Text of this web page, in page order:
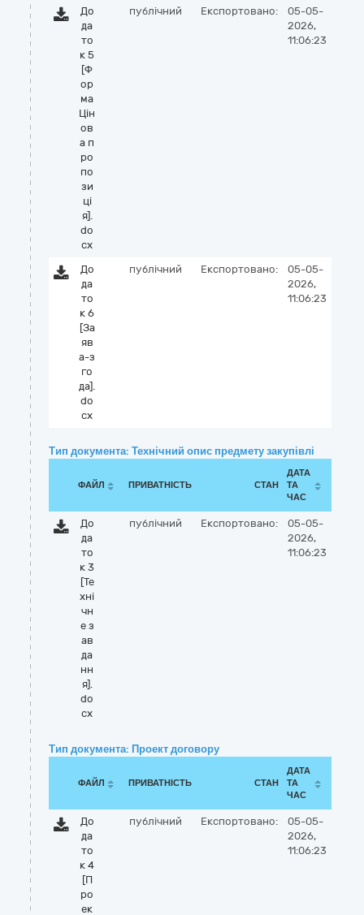
До
да
то
к 5
[Ф
ор
ма
Цін
ов
а п
ро
по
зи
ці
я].
do
cx
публічний Експортовано:
05-05-
2026,
11:06:23
До
да
то
к 6
[За
яв
а-з
го
да].
do
cx
публічний Експортовано:
05-05-
2026,
11:06:23
Тип документа: Технічний опис предмету закупівлі
ФАЙЛ ПРИВАТНІСТЬ СТАН
ДАТА
ТА
ЧАС
До
да
то
к 3
[Те
хні
чн
е з
ав
да
нн
я].
do
cx
публічний Експортовано:
05-05-
2026,
11:06:23
Тип документа: Проект договору
ФАЙЛ ПРИВАТНІСТЬ СТАН
ДАТА
ТА
ЧАС
До
да
то
к 4
[П
ро
ек
публічний Експортовано:
05-05-
2026,
11:06:23